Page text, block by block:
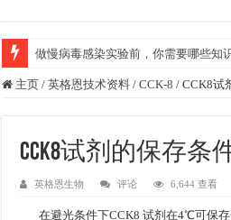
做慢病毒感染实验前，你需要哪些知
主页 / 英格恩技术资料 / CCK-8 / CCK8试
CCK8试剂的保存条
英格恩生物 评论 6,644 查看
在避光条件下CCK8 试剂在4℃可保存